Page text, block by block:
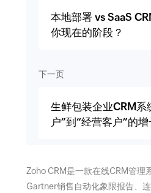
本地部署 vs SaaS
你现在的阶段？
下一页
生鲜包装企业CRM系
户”到“经营客户”的
Zoho CRM是一款在线CRM管理
Gartner销售自动化象限报告、